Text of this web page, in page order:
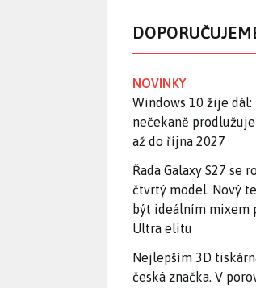
NOVINKY
Windows 10 žije
nečekaně
až do října 2027
Řada Galaxy S27 se
čtvrtý model. Nový
být ideálním mixem
Ultra elitu
Nejlepším 3D
česká značka. V